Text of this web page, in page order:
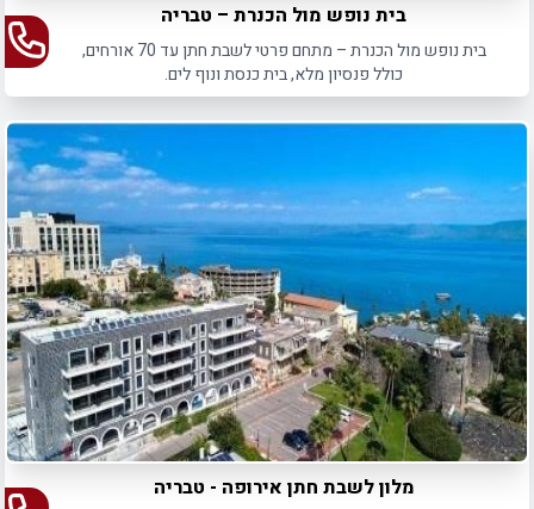
בית נופש מול הכנרת – טבריה
בית נופש מול הכנרת – מתחם פרטי לשבת חתן עד 70 אורחים,
כולל פנסיון מלא, בית כנסת ונוף לים.
מלון לשבת חתן אירופה - טבריה